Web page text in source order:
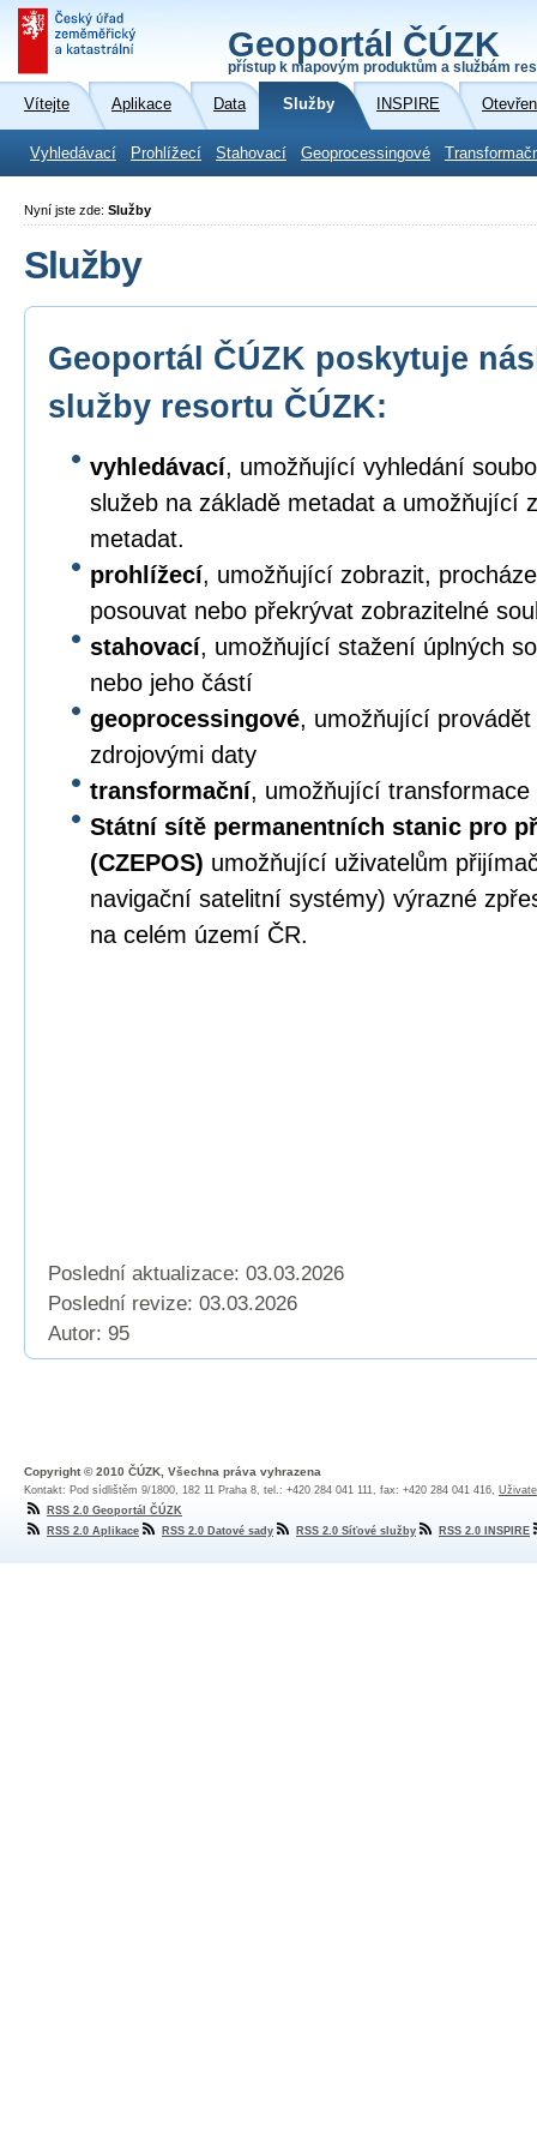
Geoportál ČÚZK
přístup k mapovým produktům a službám
Vítejte Aplikace Data Služby INSPIRE
Vyhledávací Prohlížecí Stahovací Geoprocessingové
Nyní jste zde: Služby
Služby
Geoportál ČÚZK poskytuje
služby resortu ČÚZK:
vyhledávací, umožňující vyhledání
služeb na základě metadat a umožňující
metadat.
prohlížecí, umožňující zobrazit,
posouvat nebo překrývat zobrazitelné
stahovací, umožňující stažení úplných
nebo jeho částí
geoprocessingové, umožňující
zdrojovými daty
transformační, umožňující transformace
Státní sítě permanentních stanic pro
(CZEPOS) umožňující uživatelům
navigační satelitní systémy) výrazné
na celém území ČR.
Poslední aktualizace: 03.03.2026
Poslední revize: 03.03.2026
Autor: 95
Copyright © 2010 ČÚZK, Všechna práva vyhrazena
Kontakt: Pod sídlištěm 9/1800, 182 11 Praha 8, tel.: +420 284 041 111, fax: +420 284 041 416,
RSS 2.0 Geoportál ČÚZK
RSS 2.0 Aplikace
RSS 2.0 Datové sady RSS 2.0 Síťové služby RSS 2.0 INSPIRE